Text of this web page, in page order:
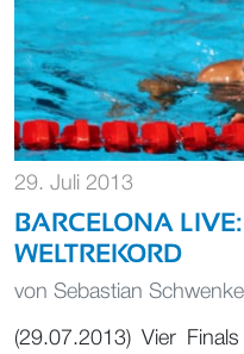
29. Juli 2013
BARCELONA
WELTREKORD
von Sebastian Schwenke
(29.07.2013) Vier